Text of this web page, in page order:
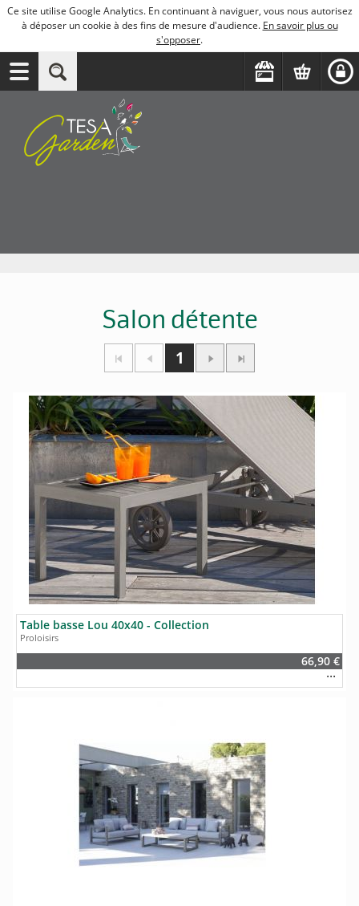
Ce site utilise Google Analytics. En continuant à naviguer, vous nous autorisez
à déposer un cookie à des fins de mesure d'audience. En savoir plus ou
s'opposer.
Salon détente
1
Table basse Lou 40x40 - Collection
Proloisirs
66,90 €